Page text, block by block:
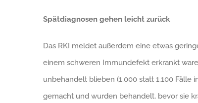
Spätdiagnosen gehen leicht zurück
Das RKI meldet außerdem eine etwas
einem schweren Immundefekt erkrankt
unbehandelt blieben (1.000 statt 1.100 Fälle
gemacht und wurden behandelt, bevor sie